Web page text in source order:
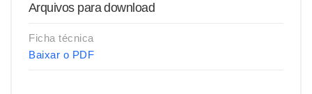
Arquivos para download
Ficha técnica
Baixar o PDF